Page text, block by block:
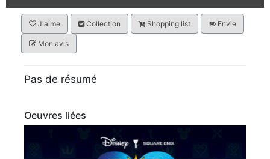
J'aime Collection Shopping list Envie
Mon avis
Pas de résumé
Oeuvres liées